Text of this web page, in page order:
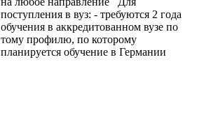
поступления в вуз: - требуются 2 года
обучения в аккредитованном вузе по
тому профилю, по которому
планируется обучение в Германии